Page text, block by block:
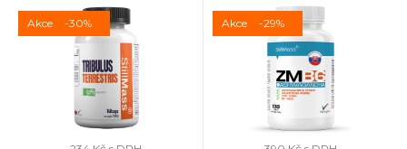
Akce -30% Akce -29%